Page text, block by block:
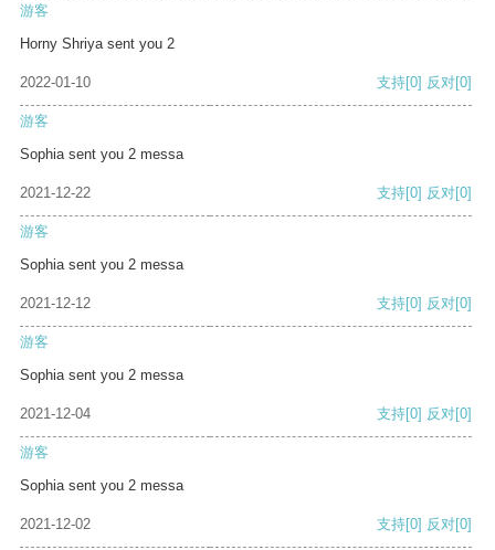
游客
Horny Shriya sent you 2
2022-01-10 支持[0] 反对[0]
游客
Sophia sent you 2 messa
2021-12-22 支持[0] 反对[0]
游客
Sophia sent you 2 messa
2021-12-12 支持[0] 反对[0]
游客
Sophia sent you 2 messa
2021-12-04 支持[0] 反对[0]
游客
Sophia sent you 2 messa
2021-12-02 支持[0] 反对[0]